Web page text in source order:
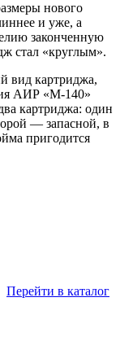
нового
и уже, а
законченную
стал «круглым».
вид картриджа,
АИР «М-140»
картриджа: один
— запасной, в
пригодится
Перейти в каталог